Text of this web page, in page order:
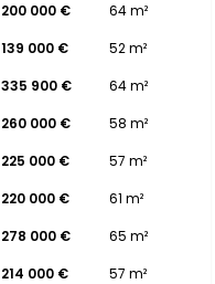
200 000 €
64 m²
139 000 €
52 m²
335 900 €
64 m²
260 000 €
58 m²
225 000 €
57 m²
220 000 €
61 m²
278 000 €
65 m²
214 000 €
57 m²